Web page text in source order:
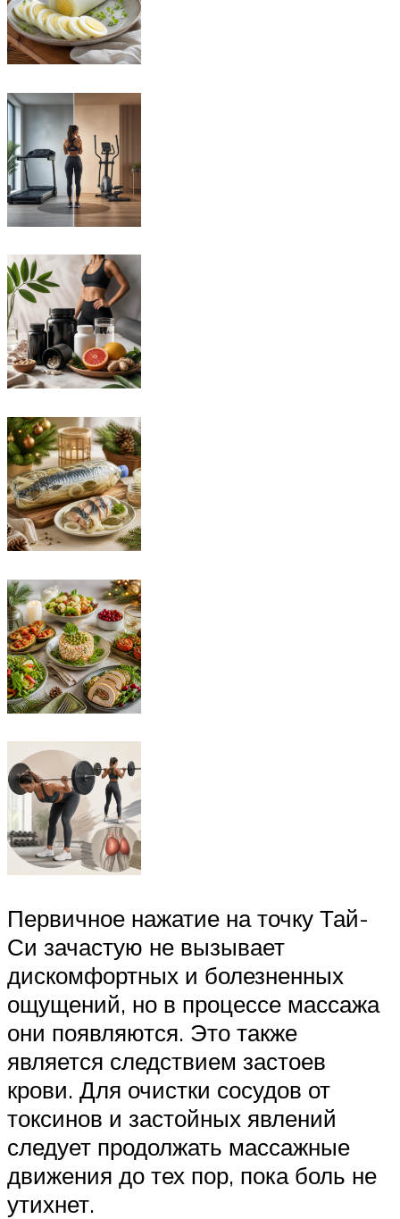
Первичное нажатие на точку Тай-
Си зачастую не вызывает
дискомфортных и болезненных
ощущений, но в процессе массажа
они появляются. Это также
является следствием застоев
крови. Для очистки сосудов от
токсинов и застойных явлений
следует продолжать массажные
движения до тех пор, пока боль не
утихнет.